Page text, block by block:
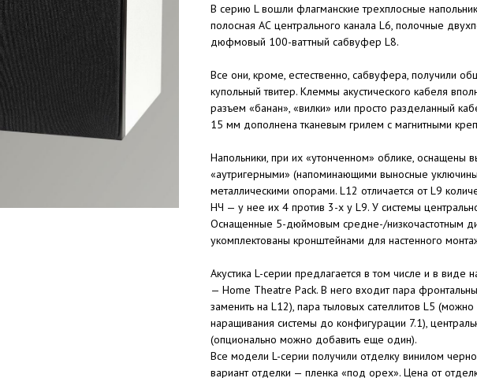
В серию L вошли флагманские трехплосные
полосная АС центрального канала L6, полочные
дюфмовый 100-ваттный сабвуфер L8.
Все они, кроме, естественно, сабвуфера, получили
купольный твитер. Клеммы акустического кабеля
разъем «банан», «вилки» или просто разделанный
15 мм дополнена тканевым грилем с магнитными
Напольники, при их «утонченном» облике, оснащены
«аутригерными» (напоминающими выносные
металлическими опорами. L12 отличается от L9
НЧ — у нее их 4 против 3-х у L9. У системы
Оснащенные 5-дюймовым средне-/низкочастотным
укомплектованы кронштейнами для настенного
Акустика L-серии предлагается в том числе и в виде
— Home Theatre Pack. В него входит пара
заменить на L12), пара тыловых сателлитов L5
наращивания системы до конфигурации 7.1),
(опционально можно добавить еще один).
Все модели L-серии получили отделку винилом
вариант отделки — пленка «под орех». Цена от